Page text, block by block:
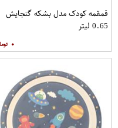
قمقمه کودک مدل بشکه گنجایش
0.65 لیتر
۰